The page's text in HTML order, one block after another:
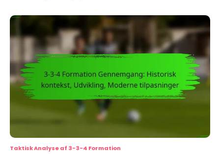
Taktisk Analyse af 3-3-4 Formation